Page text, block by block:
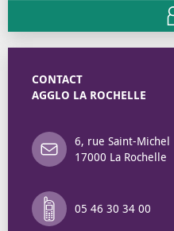
CONTACT
AGGLO LA ROCHELLE
6, rue Saint-Michel
17000 La Rochelle
05 46 30 34 00